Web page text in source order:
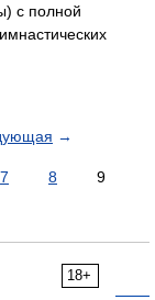
с полной
→
7 8
9
18+